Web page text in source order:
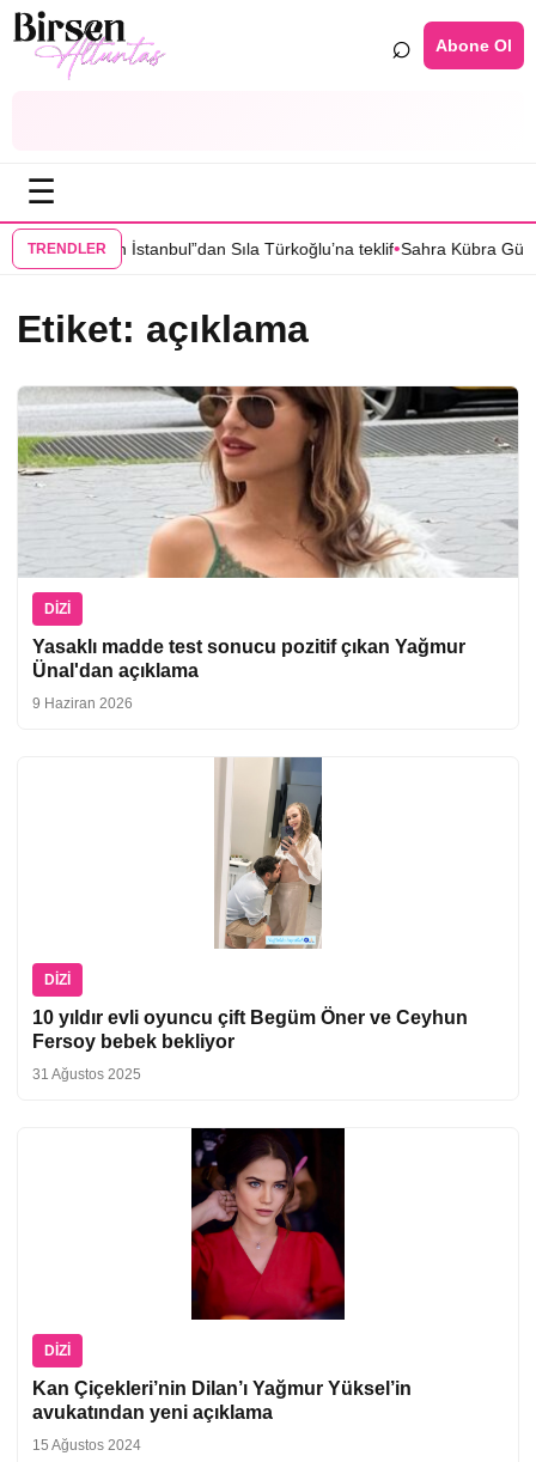
⌕ Abone Ol
☰
TRENDLER
Maison İstanbul”dan Sıla Türkoğlu’na teklif•Sahra Kübra Gümüş
Etiket: açıklama
DIZI
Yasaklı madde test sonucu pozitif çıkan Yağmur
Ünal'dan açıklama
9 Haziran 2026
DIZI
10 yıldır evli oyuncu çift Begüm Öner ve Ceyhun
Fersoy bebek bekliyor
31 Ağustos 2025
DIZI
Kan Çiçekleri’nin Dilan’ı Yağmur Yüksel’in
avukatından yeni açıklama
15 Ağustos 2024